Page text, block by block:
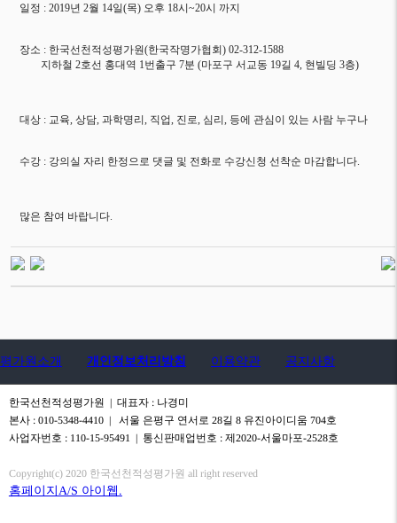
일정 : 2019년 2월 14일(목) 오후 18시~20시 까지
장소 : 한국선천적성평가원(한국작명가협회) 02-312-1588
지하철 2호선 홍대역 1번출구 7분 (마포구 서교동 19길 4, 현빌딩 3층)
대상 : 교육, 상담, 과학명리, 직업, 진로, 심리, 등에 관심이 있는 사람 누구나
수강 : 강의실 자리 한정으로 댓글 및 전화로 수강신청 선착순 마감합니다.
많은 참여 바랍니다.
평가원소개 개인정보처리방침 이용약관 공지사항
한국선천적성평가원 | 대표자 : 나경미
본사 : 010-5348-4410 | 서울 은평구 연서로 28길 8 유진아이디움 704호
사업자번호 : 110-15-95491 | 통신판매업번호 : 제2020-서울마포-2528호
Copyright(c) 2020 한국선천적성평가원 all right reserved
홈페이지A/S 아이웹.